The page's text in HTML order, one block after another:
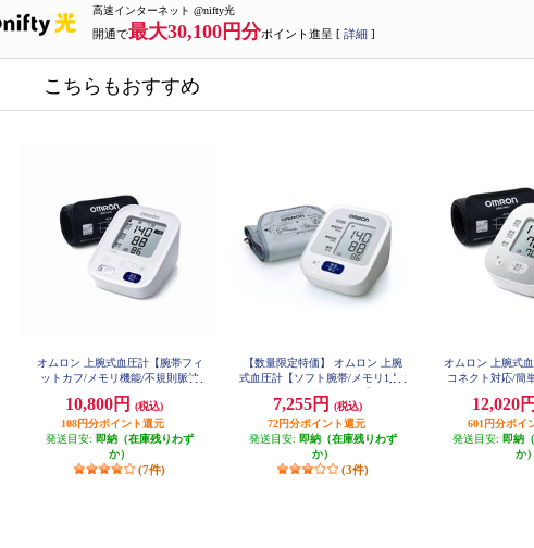
高速インターネット @nifty光
開通で最大30,100円分ポイント進呈 [ 詳細 ]
こちらもおすすめ
オムロン 上腕式血圧計【腕帯フィ
ットカフ/メモリ機能/不規則脈波
ル】 HCR-7202
10,800円
(税込)
108円分ポイント還元
発送目安: 即納（在庫残りわず
か）
(7件)
【数量限定特価】 オムロン 上腕
式血圧計【ソフト腕帯/メモリ1人×
7127
7,255円
(税込)
72円分ポイント還元
発送目安: 即納（在庫残りわず
か）
(3件)
オムロン 上腕式
コネクト対応/簡
ク】
12,020円
601円分ポイ
発送目安: 即納
か）